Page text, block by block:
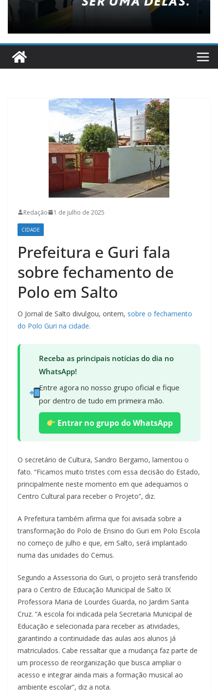
Redação 1 de julho de 2025
CIDADE
Prefeitura e Guri fala
sobre fechamento de
Polo em Salto
O Jornal de Salto divulgou, ontem, sobre o fechamento
do Polo Guri na cidade.
Receba as principais notícias do dia no
WhatsApp!
Entre agora no nosso grupo oficial e fique
por dentro de tudo em primeira mão.
Entrar no grupo do WhatsApp
O secretário de Cultura, Sandro Bergamo, lamentou o
fato. “Ficamos muito tristes com essa decisão do Estado,
principalmente neste momento em que adequamos o
Centro Cultural para receber o Projeto”, diz.
A Prefeitura também afirma que foi avisada sobre a
transformação do Polo de Ensino do Guri em Polo Escola
no começo de julho e que, em Salto, será implantado
numa das unidades do Cemus.
Segundo a Assessoria do Guri, o projeto será transferido
para o Centro de Educação Municipal de Salto IX
Professora Maria de Lourdes Guarda, no Jardim Santa
Cruz. “A escola foi indicada pela Secretaria Municipal de
Educação e selecionada para receber as atividades,
garantindo a continuidade das aulas aos alunos já
matriculados. Cabe ressaltar que a mudança faz parte de
um processo de reorganização que busca ampliar o
acesso e integrar ainda mais a formação musical ao
ambiente escolar”, diz a nota.